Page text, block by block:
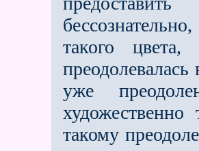
такого
уже
такому